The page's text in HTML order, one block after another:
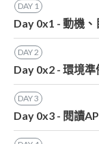
DAY 1
Day 0x1 - 動機
DAY2
Day 0x2 - 環境
DAY3
Day 0x3 - 閱讀